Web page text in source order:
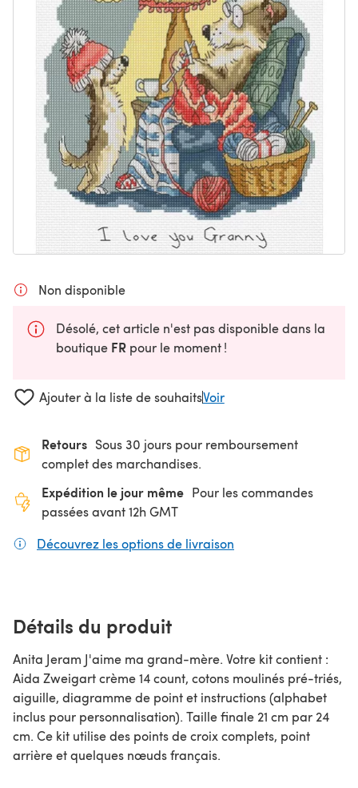
Non disponible
Désolé, cet article n'est pas disponible dans la
boutique FR pour le moment !
Ajouter à la liste de souhaitsVoir
Retours Sous 30 jours pour remboursement
complet des marchandises.
Expédition le jour même Pour les commandes
passées avant 12h GMT
Découvrez les options de livraison
Détails du produit
Anita Jeram J'aime ma grand-mère. Votre kit contient :
Aida Zweigart crème 14 count, cotons moulinés pré-triés,
aiguille, diagramme de point et instructions (alphabet
inclus pour personnalisation). Taille finale 21 cm par 24
cm. Ce kit utilise des points de croix complets, point
arrière et quelques nœuds français.